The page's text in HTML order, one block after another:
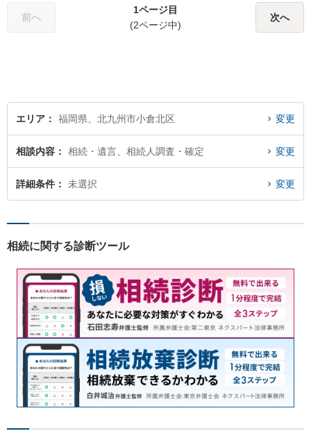
にしております。お気軽に御
相談ください。
前へ
1ページ目
(2ページ中)
次へ
エリア 福岡県、北九州市小倉北区 変更
相談内容 相続・遺言、相続人調査・確定 変更
詳細条件 未選択 変更
相続に関する診断ツール